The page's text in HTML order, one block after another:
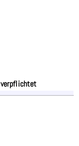
verpflichtet